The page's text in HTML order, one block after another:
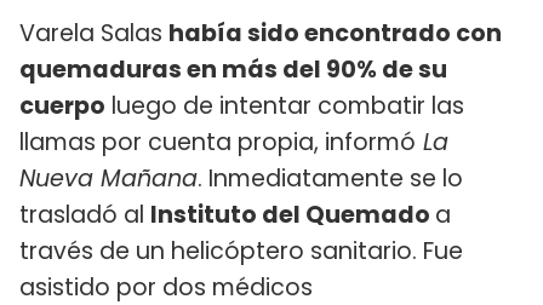
Varela Salas había sido encontrado con
quemaduras en más del 90% de su
cuerpo luego de intentar combatir las
llamas por cuenta propia, informó La
Nueva Mañana. Inmediatamente se lo
trasladó al Instituto del Quemado a
través de un helicóptero sanitario. Fue
asistido por dos médicos